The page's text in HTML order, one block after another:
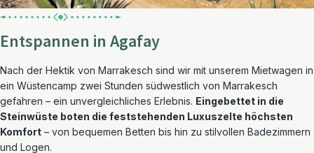
Entspannen in Agafay
Nach der Hektik von Marrakesch sind wir mit unserem Mietwagen in
ein Wüstencamp zwei Stunden südwestlich von Marrakesch
gefahren – ein unvergleichliches Erlebnis. Eingebettet in die
Steinwüste boten die feststehenden Luxuszelte höchsten
Komfort – von bequemen Betten bis hin zu stilvollen Badezimmern
und Logen.